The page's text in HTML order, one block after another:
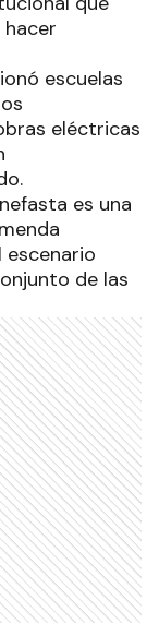
escuelas
eléctricas
es una
escenario
de las